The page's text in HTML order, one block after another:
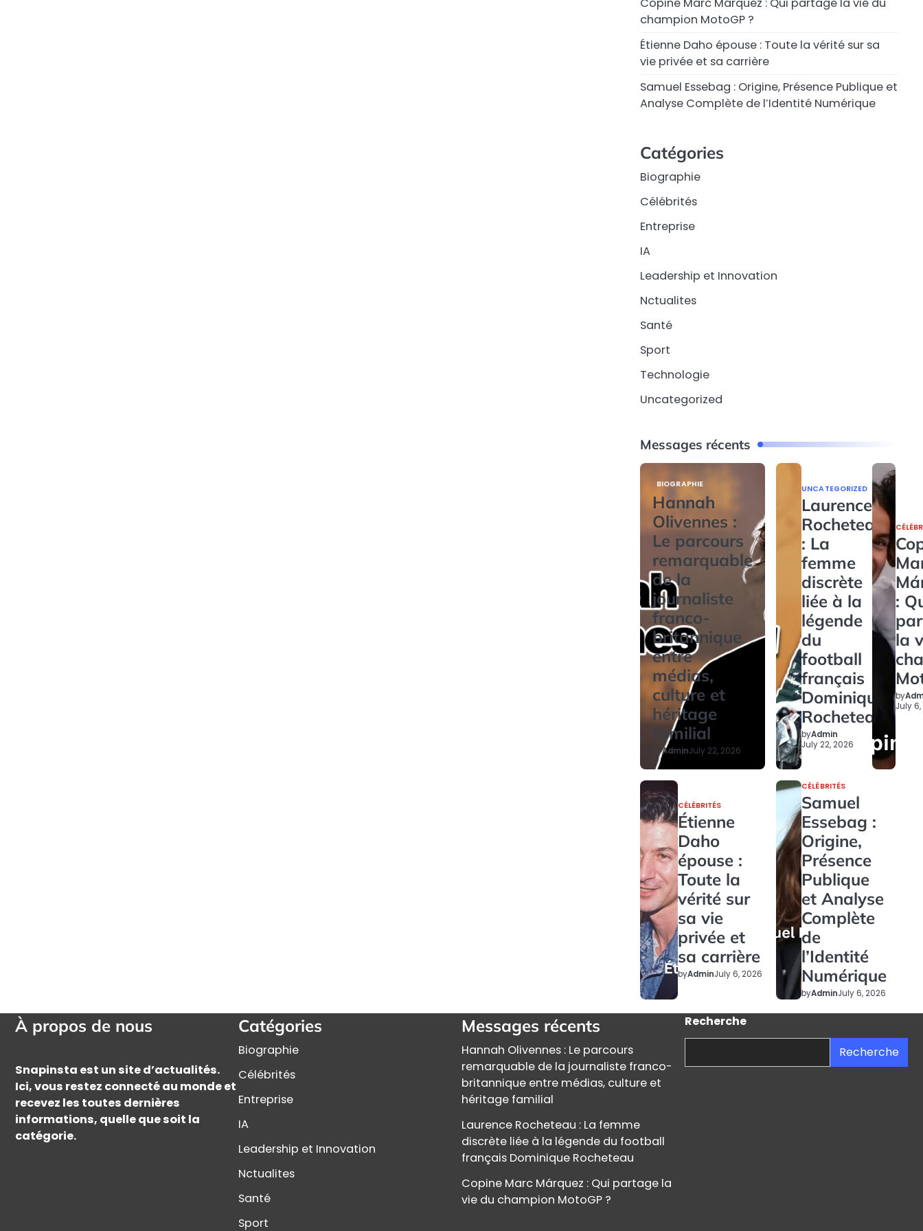
Copine Marc Márquez : Qui partage la vie du
champion MotoGP ?
Étienne Daho épouse : Toute la vérité sur sa
vie privée et sa carrière
Samuel Essebag : Origine, Présence Publique et
Analyse Complète de l’Identité Numérique
Catégories
Biographie
Célébrités
Entreprise
IA
Leadership et Innovation
Nctualites
Santé
Sport
Technologie
Uncategorized
Messages récents
BIOGRAPHIE
Hannah
Olivennes :
Le parcours
remarquable
de la
journaliste
franco-
britannique
entre
médias,
culture et
héritage
familial
byAdminJuly 22, 2026
UNCATEGORIZED
Laurence
Rocheteau
: La
femme
discrète
liée à la
légende
du
football
français
Dominique
Rocheteau
byAdmin
July 22, 2026
:
la
by
July
CÉLÉBRITÉS
Étienne
Daho
épouse :
Toute la
vérité sur
sa vie
privée et
sa carrière
byAdminJuly 6, 2026
CÉLÉBRITÉS
Samuel
Essebag :
Origine,
Présence
Publique
et Analyse
Complète
de
l’Identité
Numérique
byAdminJuly 6, 2026
À propos de nous
Snapinsta est un site d’actualités.
Ici, vous restez connecté au monde et
recevez les toutes dernières
informations, quelle que soit la
catégorie.
Catégories
Biographie
Célébrités
Entreprise
IA
Leadership et Innovation
Nctualites
Santé
Sport
Messages récents
Hannah Olivennes : Le parcours
remarquable de la journaliste franco-
britannique entre médias, culture et
héritage familial
Laurence Rocheteau : La femme
discrète liée à la légende du football
français Dominique Rocheteau
Copine Marc Márquez : Qui partage la
vie du champion MotoGP ?
Recherche
Recherche